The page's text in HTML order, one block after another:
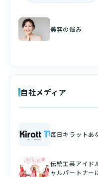
美容の悩み
自社メディア
毎日キラットあ
伝統工芸アイド
ャルパートナー